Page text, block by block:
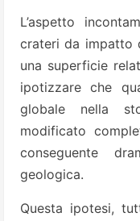
L’aspetto
crateri da impatto
una superficie
ipotizzare che
globale nella
modificato
conseguente
geologica.
Questa ipotesi,